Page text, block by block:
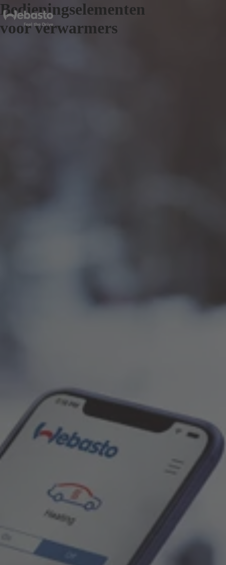
Bedieningselementen
voor verwarmers